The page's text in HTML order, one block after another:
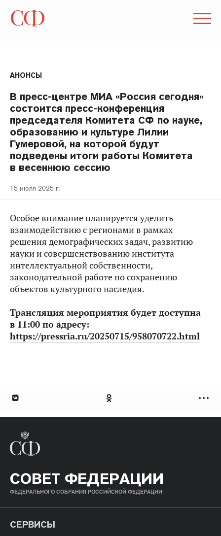
АНОНСЫ
В пресс-центре МИА «Россия сегодня»
состоится пресс-конференция
председателя Комитета СФ по науке,
образованию и культуре Лилии
Гумеровой, на которой будут
подведены итоги работы Комитета
в весеннюю сессию
15 июля 2025 г.
Особое внимание планируется уделить
взаимодействию с регионами в рамках
решения демографических задач, развитию
науки и совершенствованию института
интеллектуальной собственности,
законодательной работе по сохранению
объектов культурного наследия.
Трансляция мероприятия будет доступна
в 11:00 по адресу:
https://pressria.ru/20250715/958070722.html
СОВЕТ ФЕДЕРАЦИИ
ФЕДЕРАЛЬНОГО СОБРАНИЯ РОССИЙСКОЙ ФЕДЕРАЦИИ
СЕРВИСЫ